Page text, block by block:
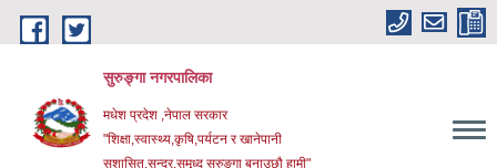
Skip to main content
सुरुङ्‍गा नगरपालिका
मधेश प्रदेश ,नेपाल सरकार
"शिक्षा,स्वास्थ्य,कृषि,पर्यटन र खानेपानी
सुशासित,सुन्दर,समृध्द सुरुङ्गा बनाउछौ हामी"